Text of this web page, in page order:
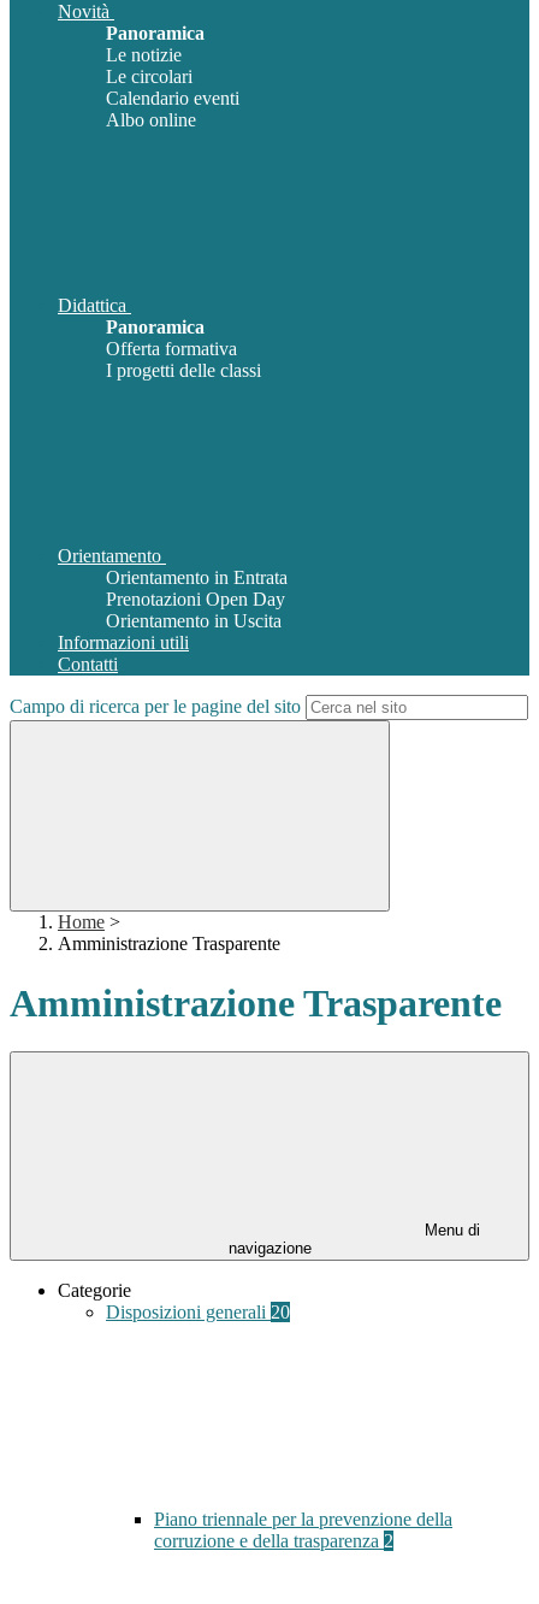
Novità
Panoramica
Le notizie
Le circolari
Calendario eventi
Albo online
Didattica
Panoramica
Offerta formativa
I progetti delle classi
Orientamento
Orientamento in Entrata
Prenotazioni Open Day
Orientamento in Uscita
Informazioni utili
Contatti
Campo di ricerca per le pagine del sito
Home >
Amministrazione Trasparente
Amministrazione Trasparente
Menu di
navigazione
Categorie
Disposizioni generali 20
Piano triennale per la prevenzione della
corruzione e della trasparenza 2